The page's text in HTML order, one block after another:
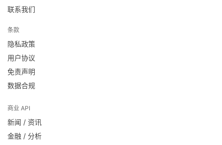
联系我们
条款
隐私政策
用户协议
免责声明
数据合规
商业 API
新闻 / 资讯
金融 / 分析